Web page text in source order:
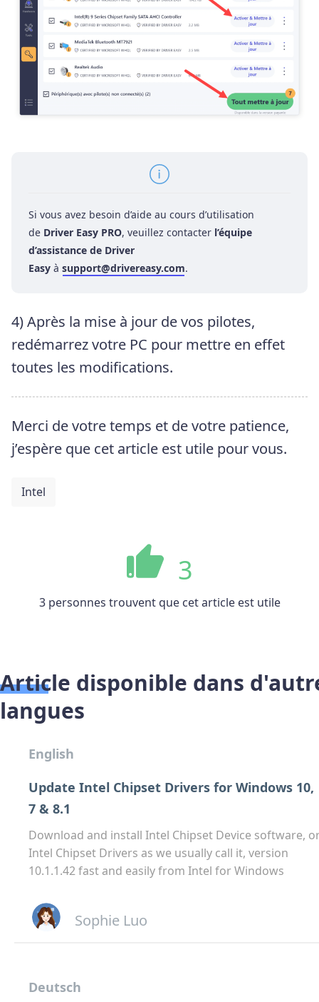
Si vous avez besoin d’aide au cours d’utilisation
de Driver Easy PRO, veuillez contacter l’équipe
d’assistance de Driver
Easy à support@drivereasy.com.
4) Après la mise à jour de vos pilotes,
redémarrez votre PC pour mettre en effet
toutes les modifications.
Merci de votre temps et de votre patience,
j’espère que cet article est utile pour vous.
Intel
3
3 personnes trouvent que cet article est utile
Article disponible dans
langues
English
Update Intel Chipset Drivers for Windows 10,
7 & 8.1
Download and install Intel Chipset Device software,
Intel Chipset Drivers as we usually call it, version
10.1.1.42 fast and easily from Intel for Windows
Sophie Luo
Deutsch